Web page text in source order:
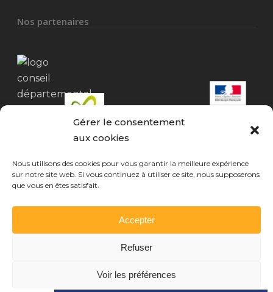
Gérer le consentement
aux cookies
Nous utilisons des cookies pour vous garantir la meilleure expérience
sur notre site web. Si vous continuez à utiliser ce site, nous supposerons
que vous en êtes satisfait.
Accepter
Refuser
Voir les préférences
Nos partenaires
© 2026 CPEAGL. Conception Noveo Solutions